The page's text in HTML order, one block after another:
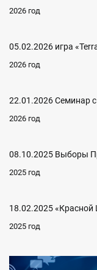
2026 год
05.02.2026 игра
2026 год
22.01.2026 Семинар
2026 год
08.10.2025 Выборы
2025 год
18.02.2025 «Красной
2025 год